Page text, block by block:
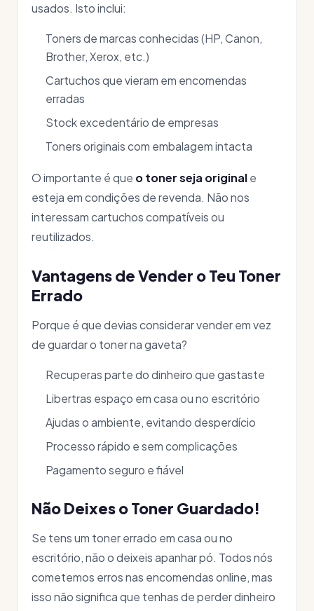
usados. Isto inclui:
Toners de marcas conhecidas (HP, Canon,
Brother, Xerox, etc.)
Cartuchos que vieram em encomendas
erradas
Stock excedentário de empresas
Toners originais com embalagem intacta
O importante é que o toner seja originale
esteja em condições de revenda. Não nos
interessam cartuchos compatíveis ou
reutilizados.
Vantagens de Vender o Teu Toner
Errado
Porque é que devias considerar vender em vez
de guardar o toner na gaveta?
Recuperas parte do dinheiro que gastaste
Libertras espaço em casa ou no escritório
Ajudas o ambiente, evitando desperdício
Processo rápido e sem complicações
Pagamento seguro e fiável
Não Deixes o Toner Guardado!
Se tens um toner errado em casa ou no
escritório, não o deixeis apanhar pó. Todos nós
cometemos erros nas encomendas online, mas
isso não significa que tenhas de perder dinheiro